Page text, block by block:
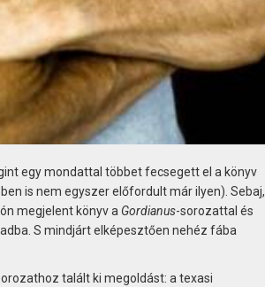
egy mondattal többet fecsegett el a könyv
is nem egyszer előfordult már ilyen). Sebaj,
megjelent könyv a Gordianus-sorozattal és
S mindjárt elképesztően nehéz fába
talált ki megoldást: a texasi